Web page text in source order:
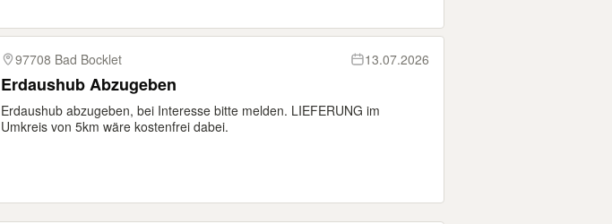
97708 Bad Bocklet 13.07.2026
Erdaushub Abzugeben
Erdaushub abzugeben, bei Interesse bitte melden. LIEFERUNG im
Umkreis von 5km wäre kostenfrei dabei.